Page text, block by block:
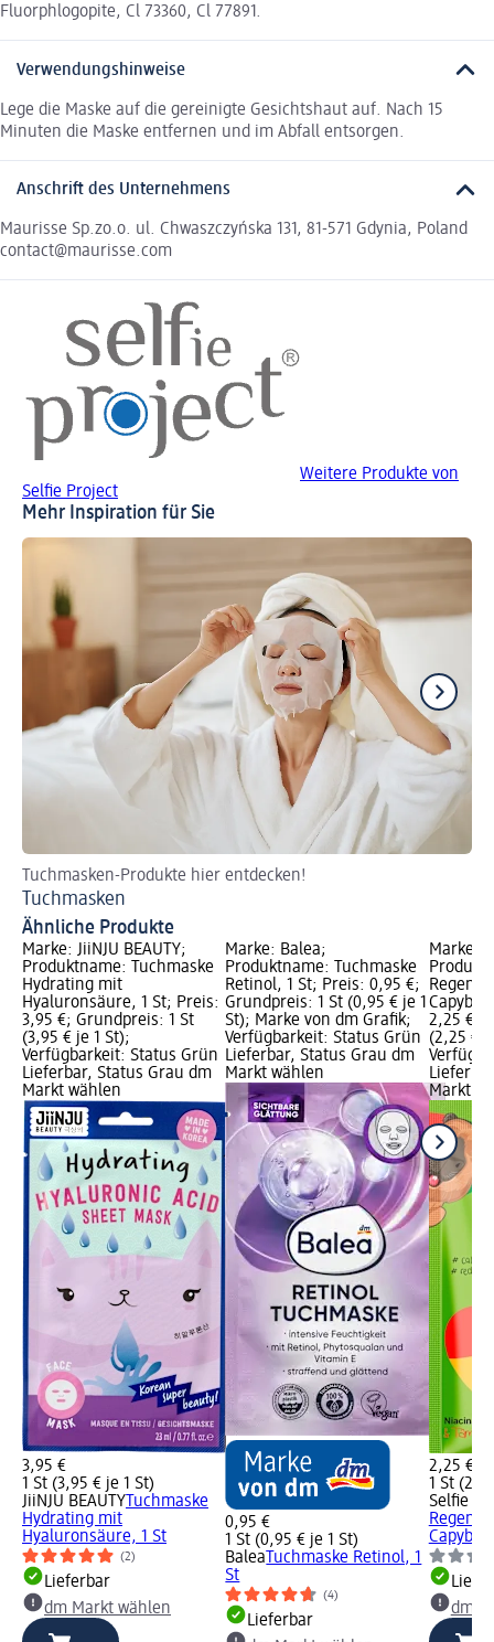
Fluorphlogopite, Cl 73360, Cl 77891.
Verwendungshinweise
Lege die Maske auf die gereinigte Gesichtshaut auf. Nach 15
Minuten die Maske entfernen und im Abfall entsorgen.
Anschrift des Unternehmens
Maurisse Sp.zo.o. ul. Chwaszczyńska 131, 81-571 Gdynia, Poland
contact@maurisse.com
Weitere Produkte von
Selfie Project
Mehr Inspiration für Sie
Tuchmasken-Produkte hier entdecken!
Tuchmasken
Ähnliche Produkte
Marke: JiiNJU BEAUTY;
Produktname: Tuchmaske
Hydrating mit
Hyaluronsäure, 1 St; Preis:
3,95 €; Grundpreis: 1 St
(3,95 € je 1 St);
Verfügbarkeit: Status Grün
Lieferbar, Status Grau dm
Markt wählen
3,95 €
1 St (3,95 € je 1 St)
JiiNJU BEAUTY Tuchmaske
Hydrating mit
Hyaluronsäure, 1 St
(2)
Lieferbar
dm Markt wählen
Marke: Balea;
Produktname: Tuchmaske
Retinol, 1 St; Preis: 0,95 €;
Grundpreis: 1 St (0,95 € je 1
St); Marke von dm Grafik;
Verfügbarkeit: Status Grün
Lieferbar, Status Grau dm
Markt wählen
0,95 €
1 St (0,95 € je 1 St)
Balea Tuchmaske Retinol, 1
St
(4)
Lieferbar
Marke:
2,25 €;
(2,25 €
Markt
2,25 €
1 St
Selfie
dm